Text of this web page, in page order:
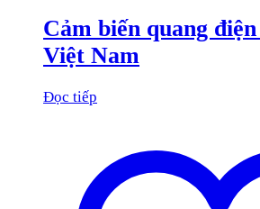
Cảm biến quang
Việt Nam
Đọc tiếp